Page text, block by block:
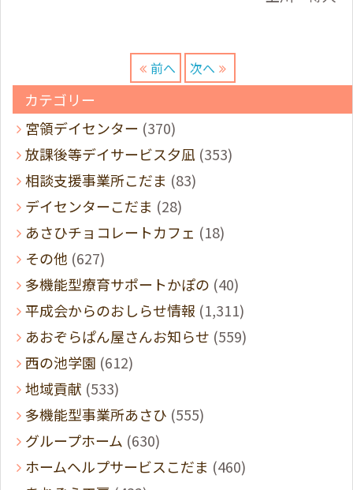
前へ 次へ
カテゴリー
宮領デイセンター (370)
放課後等デイサービス夕凪 (353)
相談支援事業所こだま (83)
デイセンターこだま (28)
あさひチョコレートカフェ (18)
その他 (627)
多機能型療育サポートかぽの (40)
平成会からのおしらせ情報 (1,311)
あおぞらぱん屋さんお知らせ (559)
西の池学園 (612)
地域貢献 (533)
多機能型事業所あさひ (555)
グループホーム (630)
ホームヘルプサービスこだま (460)